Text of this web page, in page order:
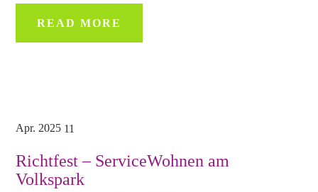
READ MORE
Apr. 2025 11
Richtfest – ServiceWohnen am
Volkspark